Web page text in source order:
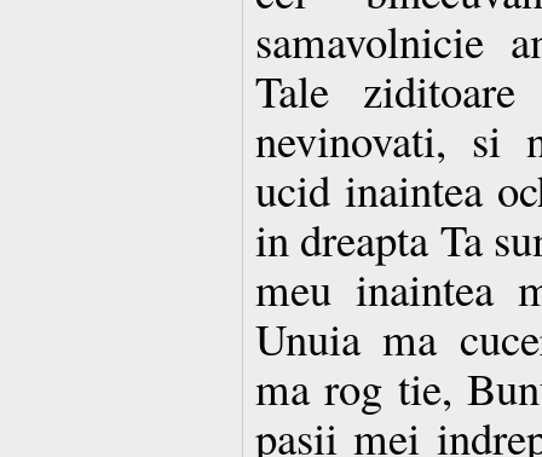
samavolnicie
Tale
nevinovati, si
ucid inaintea
in dreapta Ta
meu inaintea
Unuia ma
ma rog tie,
pasii mei